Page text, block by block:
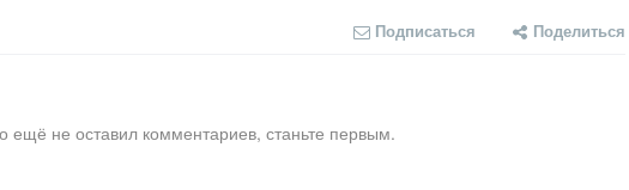
Подписаться Поделиться
ещё не оставил комментариев, станьте первым.